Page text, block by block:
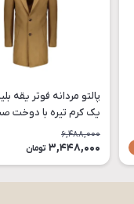
پالتو مردانه فوتر یقه
یک کرم تیره با دوخت
سایزبندی کامل مدل PA77
6,488,000
3,448,000 تومان